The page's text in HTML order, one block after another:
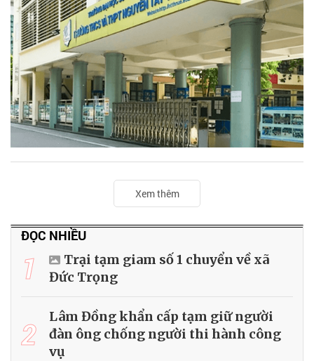
Xem thêm
ĐỌC NHIỀU
1
Trại tạm giam số 1 chuyển về xã
Đức Trọng
2
Lâm Đồng khẩn cấp tạm giữ người
đàn ông chống người thi hành công
vụ